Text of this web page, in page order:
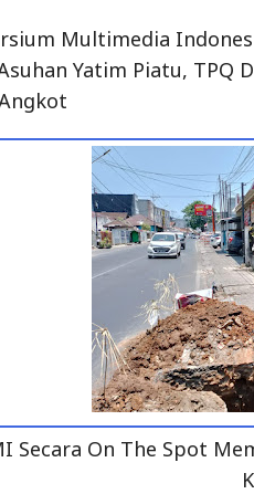
Multimedia
Yatim Piatu, TPQ
Secara On The Spot